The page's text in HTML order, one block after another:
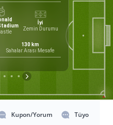
İyi
Zemin Durumu
130 km
Sahalar Arası Mesafe
Kupon/Yorum Tüyo